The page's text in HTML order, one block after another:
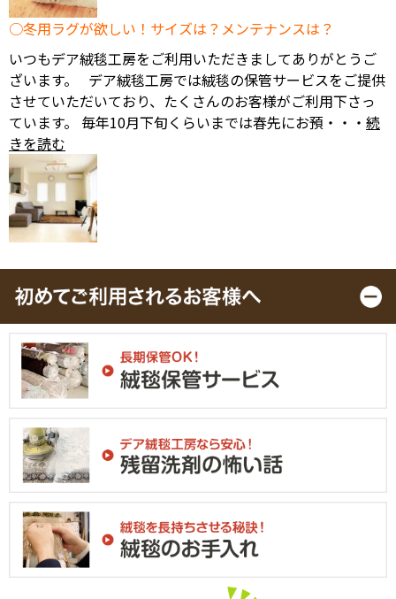
冬用ラグが欲しい！サイズは？メンテナンスは？
いつもデア絨毯工房をご利用いただきましてありがとうご
ざいます。 デア絨毯工房では絨毯の保管サービスをご提供
させていただいており、たくさんのお客様がご利用下さっ
ています。 毎年10月下旬くらいまでは春先にお預・・・ 続
きを読む